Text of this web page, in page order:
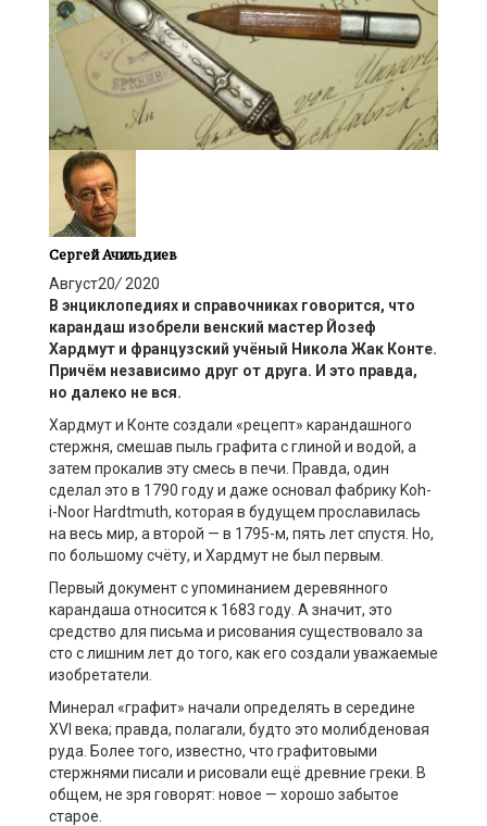
Сергей Ачильдиев
Август20/ 2020
В энциклопедиях и справочниках говорится, что
карандаш изобрели венский мастер Йозеф
Хардмут и французский учёный Никола Жак Конте.
Причём независимо друг от друга. И это правда,
но далеко не вся.
Хардмут и Конте создали «рецепт» карандашного
стержня, смешав пыль графита с глиной и водой, а
затем прокалив эту смесь в печи. Правда, один
сделал это в 1790 году и даже основал фабрику Koh-
i-Noor Hardtmuth, которая в будущем прославилась
на весь мир, а второй — в 1795-м, пять лет спустя. Но,
по большому счёту, и Хардмут не был первым.
Первый документ с упоминанием деревянного
карандаша относится к 1683 году. А значит, это
средство для письма и рисования существовало за
сто с лишним лет до того, как его создали уважаемые
изобретатели.
Минерал «графит» начали определять в середине
XVI века; правда, полагали, будто это молибденовая
руда. Более того, известно, что графитовыми
стержнями писали и рисовали ещё древние греки. В
общем, не зря говорят: новое — хорошо забытое
старое.